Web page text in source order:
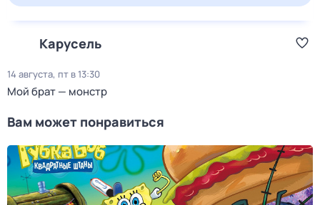
Карусель
14 августа, пт в 13:30
Мой брат — монстр
Вам может понравиться